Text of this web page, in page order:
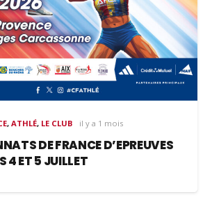
,ATHLÉ, LE CLUB il y a 1 mois
DE FRANCE D’EPREUVES
4 ET 5 JUILLET